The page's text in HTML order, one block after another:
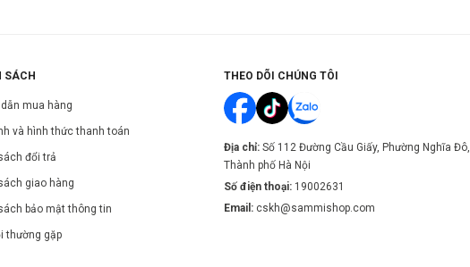
SÁCH
dẫn mua hàng
và hình thức thanh toán
đổi trả
giao hàng
bảo mật thông tin
thường gặp
THEO DÕI CHÚNG TÔI
Địa chỉ: Số 112 Đường Cầu Giấy, Phường Nghĩa Đô,
Thành phố Hà Nội
Số điện thoại: 19002631
Email: cskh@sammishop.com